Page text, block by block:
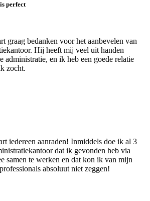
perfect
graag bedanken voor het aanbevelen van
Hij heeft mij veel uit handen
administratie, en ik heb een goede relatie
zocht.
iedereen aanraden! Inmiddels doe ik al 3
dat ik gevonden heb via
samen te werken en dat kon ik van mijn
absoluut niet zeggen!